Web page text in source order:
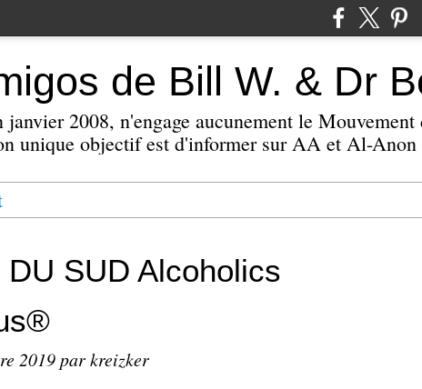
de Bill W. & Dr
janvier 2008, n'engage aucunement le
unique objectif est d'informer sur AA et Al-Anon
SUD Alcoholics
2019par kreizker